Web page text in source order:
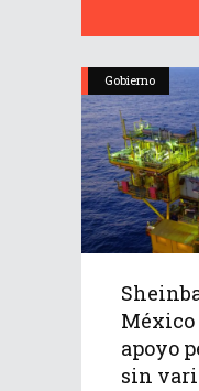
Gobierno
apoyo
sin